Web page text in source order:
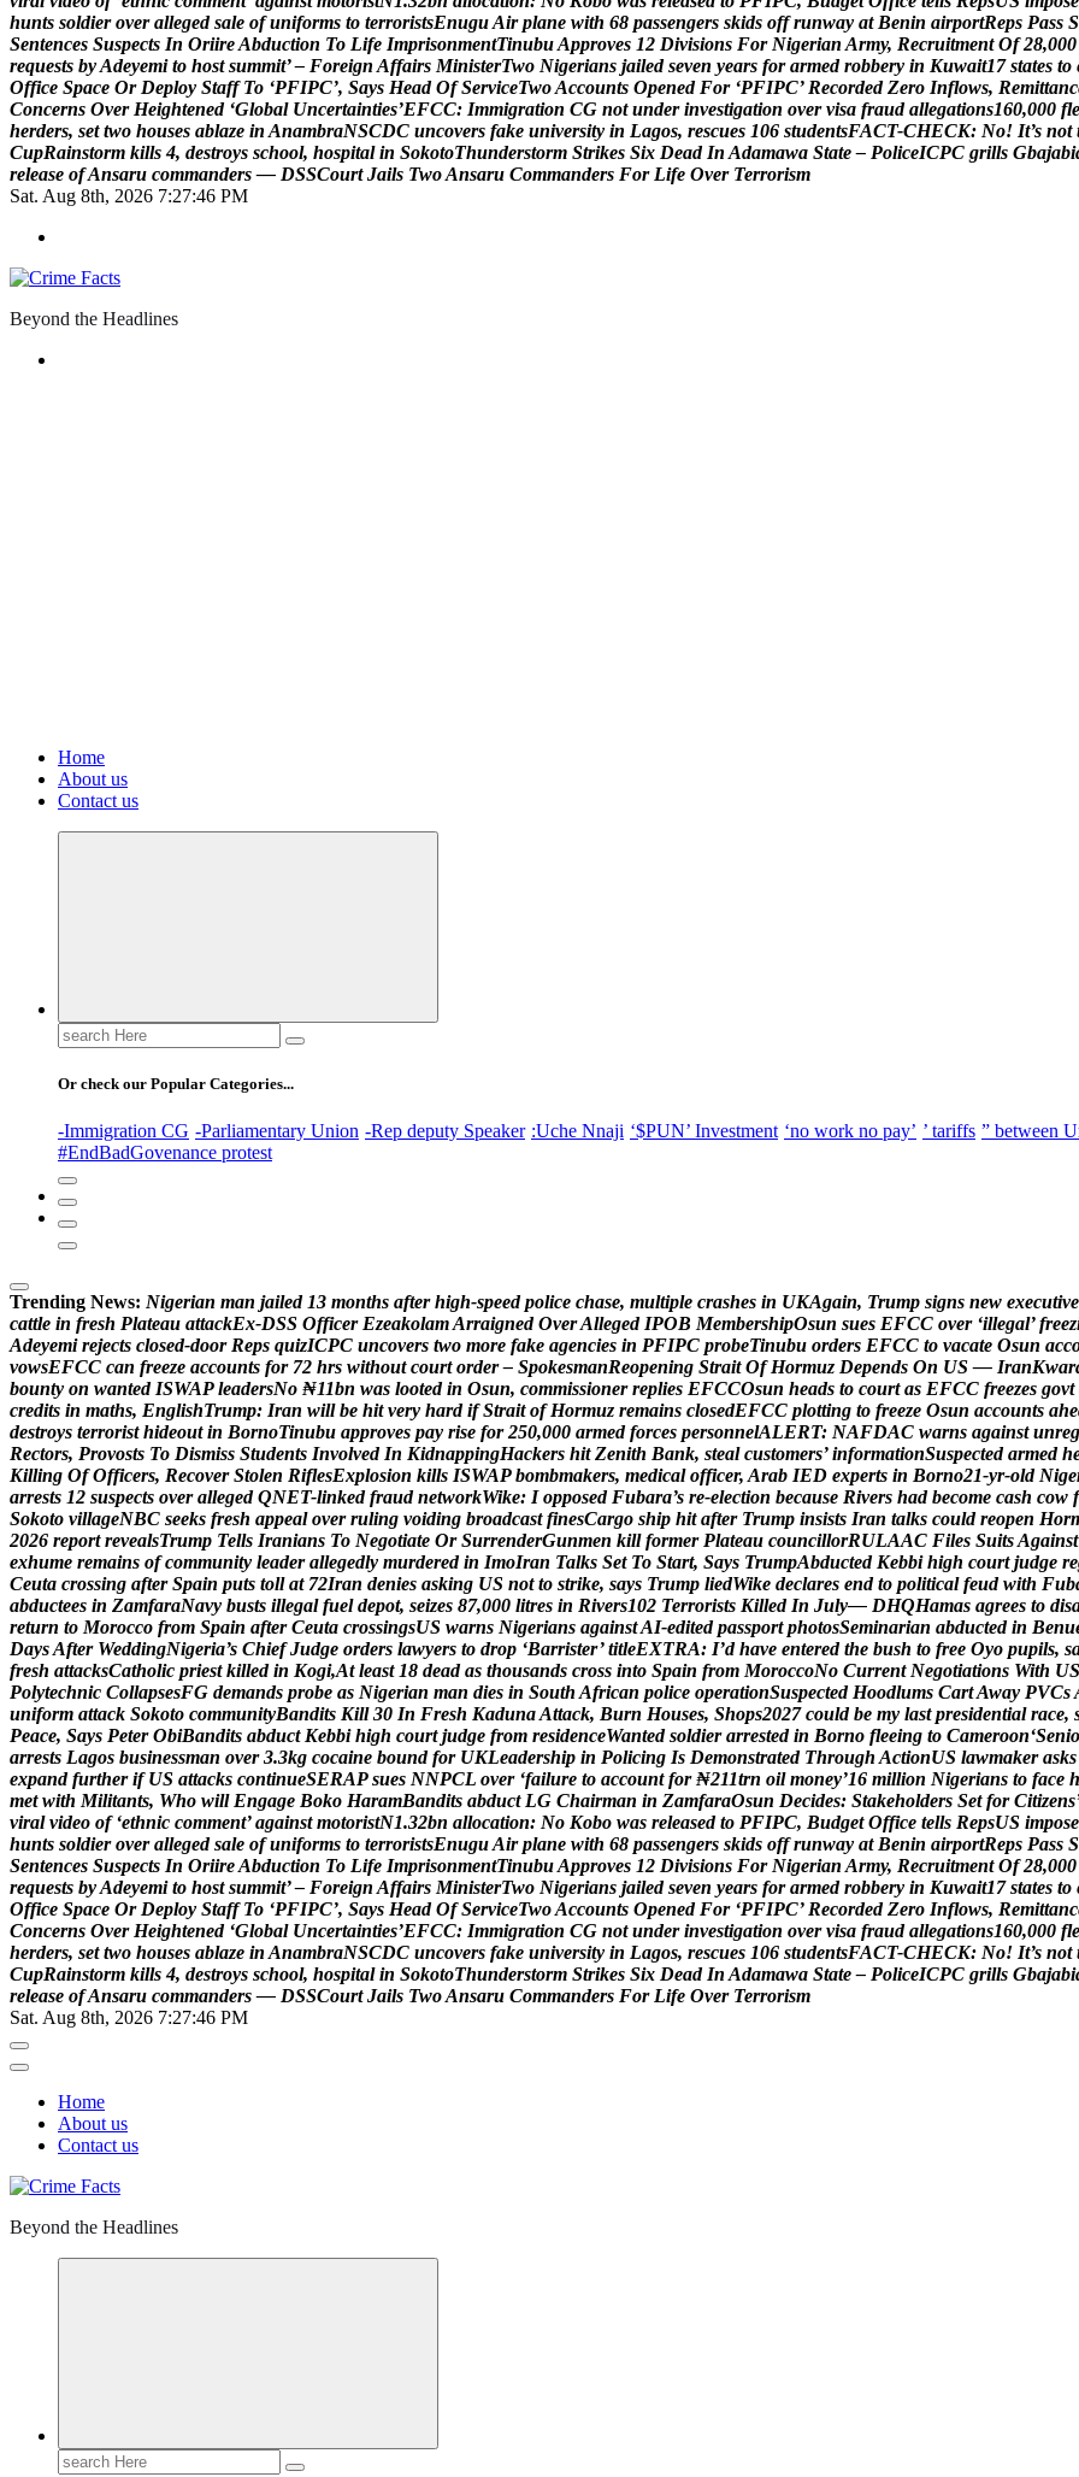
hunts soldier over alleged sale of uniforms to terroristsEnuguAir plane with 68 passengers skids off runway at Benin airportReps Pass S
Sentences Suspects In OriireAbduction To Life ImprisonmentTinubuApproves 12 Divisions For Nigerian Army, Recruitment Of 28,000
requests byAdeyemi to host summit’ – Foreign Affairs MinisterTwo Nigerians jailed seven years for armed robbery in Kuwait17 states to
Office Space Or Deploy Staff To ‘PFIPC’, Says Head Of ServiceTwoAccounts Opened For ‘PFIPC’ Recorded Zero Inflows, Remittanc
Concerns Over Heightened ‘Global Uncertainties’EFCC: Immigration CG not under investigation over visa fraud allegations160,000 fle
herders, set two houses ablaze in AnambraNSCDC uncovers fake university in Lagos, rescues 106 studentsFACT-CHECK: No! It’s not
CupRainstorm kills 4, destroys school, hospital in SokotoThunderstorm Strikes Six Dead In Adamawa State – PoliceICPC grills Gbajabi
release ofAnsaru commanders — DSSCourt Jails TwoAnsaru Commanders For Life Over Terrorism
Sat. Aug 8th, 2026 7:27:47 PM
Beyond the Headlines
Home
About us
Contact us
Search
for:
Or check our Popular Categories...
-Immigration CG -Parliamentary Union -Rep deputy Speaker :Uche Nnaji ‘$PUN’ Investment ‘no work no pay’ ’ tariffs ” between
#EndBadGovenance protest
Trending News: Nigerian man jailed 13 months after high-speed police chase, multiple crashes in UKAgain, Trump signs new executive
cattle in fresh Plateau attackEx-DSS Officer EzeakolamArraigned OverAlleged IPOB MembershipOsun sues EFCC over ‘illegal’ freez
Adeyemi rejects closed-door Reps quizICPC uncovers two more fake agencies in PFIPC probeTinubu orders EFCC to vacate Osun acc
vowsEFCC can freeze accounts for 72 hrs without court order – SpokesmanReopening Strait Of Hormuz Depends On US — IranKwar
bounty on wanted ISWAP leadersNo ₦11bn was looted in Osun, commissioner replies EFCCOsun heads to court as EFCC freezes govt
credits in maths, EnglishTrump: Iran will be hit very hard if Strait of Hormuz remains closedEFCC plotting to freeze Osun accounts ahe
destroys terrorist hideout in BornoTinubu approves pay rise for 250,000 armed forces personnelALERT: NAFDAC warns against unreg
Rectors, Provosts To Dismiss Students Involved In KidnappingHackers hit Zenith Bank, steal customers’ informationSuspected armed h
Killing Of Officers, Recover Stolen RiflesExplosion kills ISWAP bombmakers, medical officer, Arab IED experts in Borno21-yr-old Nige
arrests 12 suspects over alleged QNET-linked fraud networkWike: I opposed Fubara’s re-election because Rivers had become cash cow f
Sokoto villageNBC seeks fresh appeal over ruling voiding broadcast finesCargo ship hit after Trump insists Iran talks could reopen Hor
2026 report revealsTrump Tells Iranians To Negotiate Or SurrenderGunmen kill former Plateau councillorRULAAC Files SuitsAgainst
exhume remains of community leader allegedly murdered in ImoIran Talks Set To Start, Says TrumpAbducted Kebbi high court judge re
Ceuta crossing after Spain puts toll at 72Iran denies asking US not to strike, says Trump liedWike declares end to political feud with Fub
abductees in ZamfaraNavy busts illegal fuel depot, seizes 87,000 litres in Rivers102 Terrorists Killed In July— DHQHamas agrees to dis
return to Morocco from Spain after Ceuta crossingsUS warns Nigerians againstAI-edited passport photosSeminarian abducted in Benu
DaysAfter WeddingNigeria’s Chief Judge orders lawyers to drop ‘Barrister’ titleEXTRA: I’d have entered the bush to free Oyo pupils, s
fresh attacksCatholic priest killed in Kogi,At least 18 dead as thousands cross into Spain from MoroccoNo Current Negotiations With US
Polytechnic CollapsesFG demands probe as Nigerian man dies in South African police operationSuspected Hoodlums CartAway PVCs
uniform attack Sokoto communityBandits Kill 30 In Fresh KadunaAttack, Burn Houses, Shops2027 could be my last presidential race,
Peace, Says Peter ObiBandits abduct Kebbi high court judge from residenceWanted soldier arrested in Borno fleeing to Cameroon‘Senio
arrests Lagos businessman over 3.3kg cocaine bound for UKLeadership in Policing Is Demonstrated Through ActionUS lawmaker asks
expand further if US attacks continueSERAP sues NNPCL over ‘failure to account for ₦211trn oil money’16 million Nigerians to face h
met with Militants, Who will Engage Boko HaramBandits abduct LG Chairman in ZamfaraOsun Decides: Stakeholders Set for Citizens’
viral video of ‘ethnic comment’ against motoristN1.32bn allocation: No Kobo was released to PFIPC, Budget Office tells RepsUS impose
hunts soldier over alleged sale of uniforms to terroristsEnuguAir plane with 68 passengers skids off runway at Benin airportReps Pass S
Sentences Suspects In OriireAbduction To Life ImprisonmentTinubuApproves 12 Divisions For Nigerian Army, Recruitment Of 28,000
requests byAdeyemi to host summit’ – Foreign Affairs MinisterTwo Nigerians jailed seven years for armed robbery in Kuwait17 states to
Office Space Or Deploy Staff To ‘PFIPC’, Says Head Of ServiceTwoAccounts Opened For ‘PFIPC’ Recorded Zero Inflows, Remittanc
Concerns Over Heightened ‘Global Uncertainties’EFCC: Immigration CG not under investigation over visa fraud allegations160,000 fle
herders, set two houses ablaze in AnambraNSCDC uncovers fake university in Lagos, rescues 106 studentsFACT-CHECK: No! It’s not
CupRainstorm kills 4, destroys school, hospital in SokotoThunderstorm Strikes Six Dead In Adamawa State – PoliceICPC grills Gbajabi
release ofAnsaru commanders — DSSCourt Jails TwoAnsaru Commanders For Life Over Terrorism
Sat. Aug 8th, 2026 7:27:47 PM
Home
About us
Contact us
Beyond the Headlines
Search